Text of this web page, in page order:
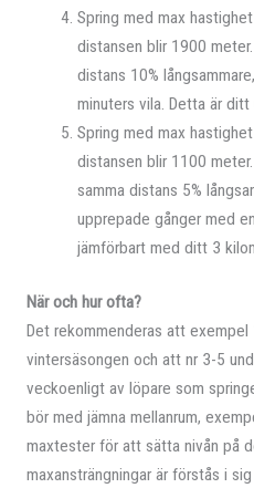
Spring med max
distansen blir 1900
distans 10%
minuters vila. Detta är
Spring med max
distansen blir 1100
samma distans 5%
upprepade gånger med
jämförbart med ditt 3
När och hur ofta?
Det rekommenderas att
vintersäsongen och att nr 3-5
veckoenligt av löpare som
bör med jämna mellanrum,
maxtester för att sätta nivån på
maxansträngningar är förstås i